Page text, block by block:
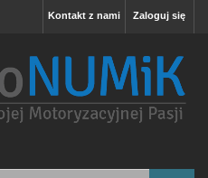
Zaloguj się
Kontakt z nami